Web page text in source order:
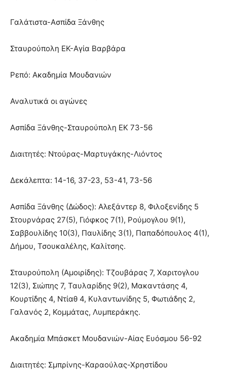
Γαλάτιστα-Ασπίδα Ξάνθης
Σταυρούπολη ΕΚ-Αγία Βαρβάρα
Ρεπό: Ακαδημία Μουδανιών
Αναλυτικά οι αγώνες
Ασπίδα Ξάνθης-Σταυρούπολη ΕΚ 73-56
Διαιτητές: Ντούρας-Μαρτυγάκης-Λιόντος
Δεκάλεπτα: 14-16, 37-23, 53-41, 73-56
Ασπίδα Ξάνθης (Δώδος): Αλεξάντερ 8, Φιλοξενίδης 5
Στουρνάρας 27(5), Γιόφκος 7(1), Ρούμογλου 9(1),
Σαββουλίδης 10(3), Παυλίδης 3(1), Παπαδόπουλος 4(1),
Δήμου, Τσουκαλέλης, Καλίτσης.
Σταυρούπολη (Αμοιρίδης): Τζουβάρας 7, Χαριτογλου
12(3), Σιώπης 7, Ταυλαρίδης 9(2), Μακαντάσης 4,
Κουρτίδης 4, Ντίαθ 4, Κυλαντωνίδης 5, Φωτιάδης 2,
Γαλανός 2, Κομμάτας, Λυμπεράκης.
Ακαδημία Μπάσκετ Μουδανιών-Αίας Ευόσμου 56-92
Διαιτητές: Σμπρίνης-Καραούλας-Χρηστίδου